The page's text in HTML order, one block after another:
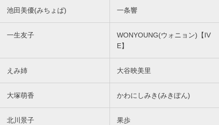
池田美優(みちょぱ) 一条響
一生友子
WONYOUNG(ウォニョン)【IV
E】
えみ姉 大谷映美里
大塚萌香 かわにしみき(みきぽん)
北川景子 果歩